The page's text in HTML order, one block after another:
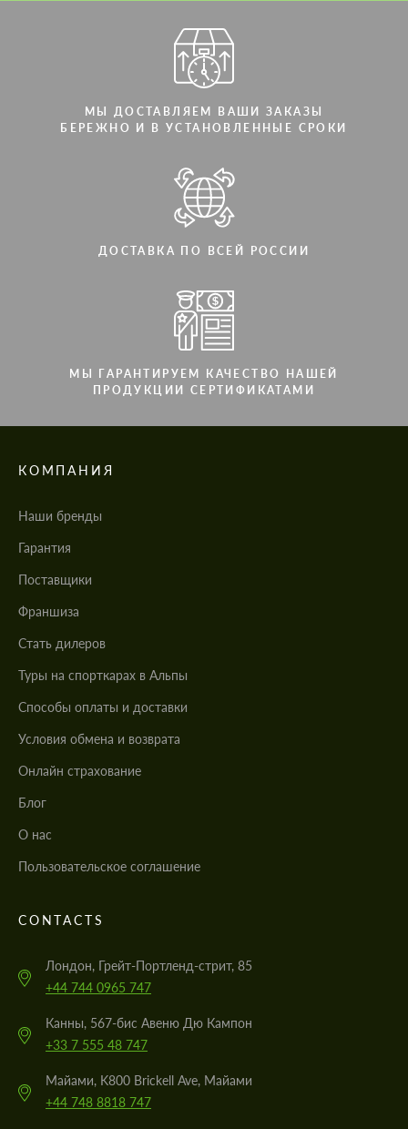
МЫ ДОСТАВЛЯЕМ ВАШИ ЗАКАЗЫ
БЕРЕЖНО И В УСТАНОВЛЕННЫЕ СРОКИ
ДОСТАВКА ПО ВСЕЙ РОССИИ
МЫ ГАРАНТИРУЕМ КАЧЕСТВО НАШЕЙ
ПРОДУКЦИИ СЕРТИФИКАТАМИ
КОМПАНИЯ
Наши бренды
Гарантия
Поставщики
Франшиза
Стать дилеров
Туры на спорткарах в Альпы
Cпособы оплаты и доставки
Условия обмена и возврата
Онлайн страхование
Блог
О нас
Пользовательское соглашение
CONTACTS
Лондон, Грейт-Портленд-стрит, 85
+44 744 0965 747
Канны, 567-бис Авеню Дю Кампон
+33 7 555 48 747
Майами, K800 Brickell Ave, Майами
+44 748 8818 747